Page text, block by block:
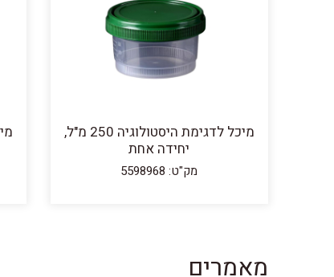
מיכל לדגימת היסטולוגיה 250 מ"ל,
יחידה אחת
מק"ט: 5598968
מאמרים